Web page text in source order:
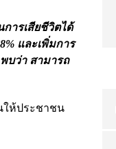
ารเสียชีวิตได้
และเพิ่มการ
บว่า สามารถ
ให้ประชาชน